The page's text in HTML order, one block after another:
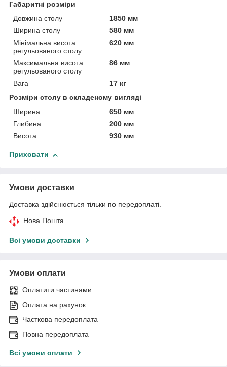
Габаритні розміри
Довжина столу
1850 мм
Ширина столу
580 мм
Мінімальна висота
регульованого столу
620 мм
Максимальна висота
регульованого столу
86 мм
Вага
17 кг
Розміри столу в складеному вигляді
Ширина
650 мм
Глибина
200 мм
Висота
930 мм
Приховати
Умови доставки
Доставка здійснюється тільки по передоплаті.
Нова Пошта
Всі умови доставки
Умови оплати
Оплатити частинами
Оплата на рахунок
Часткова передоплата
Повна передоплата
Всі умови оплати